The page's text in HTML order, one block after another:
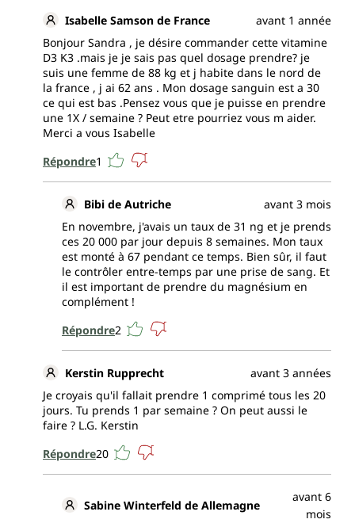
Isabelle Samson de France
avant 1 année
Bonjour Sandra , je désire commander cette vitamine
D3 K3 .mais je je sais pas quel dosage prendre? je
suis une femme de 88 kg et j habite dans le nord de
la france , j ai 62 ans . Mon dosage sanguin est a 30
ce qui est bas .Pensez vous que je puisse en prendre
une 1X / semaine ? Peut etre pourriez vous m aider.
Merci a vous Isabelle
Répondre1
Bibi de Autriche
avant 3 mois
En novembre, j'avais un taux de 31 ng et je prends
ces 20 000 par jour depuis 8 semaines. Mon taux
est monté à 67 pendant ce temps. Bien sûr, il faut
le contrôler entre-temps par une prise de sang. Et
il est important de prendre du magnésium en
complément !
Répondre2
Kerstin Rupprecht
avant 3 années
Je croyais qu'il fallait prendre 1 comprimé tous les 20
jours. Tu prends 1 par semaine ? On peut aussi le
faire ? L.G. Kerstin
Répondre20
Sabine Winterfeld de Allemagne
avant 6
mois